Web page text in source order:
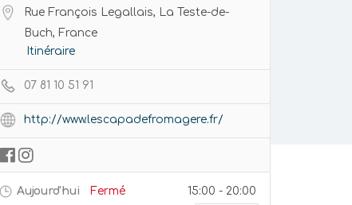
Rue François Legallais, La Teste-de-
Buch, France
Itinéraire
07 81 10 51 91
http://www.lescapadefromagere.fr/
Aujourd'hui Fermé 15:00 - 20:00